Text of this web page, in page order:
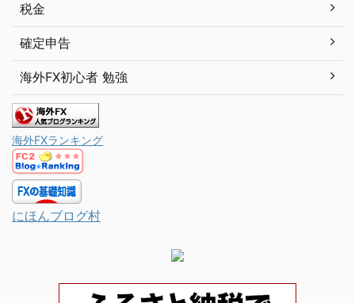
税金
確定申告
海外FX初心者 勉強
海外FXランキング
にほんブログ村